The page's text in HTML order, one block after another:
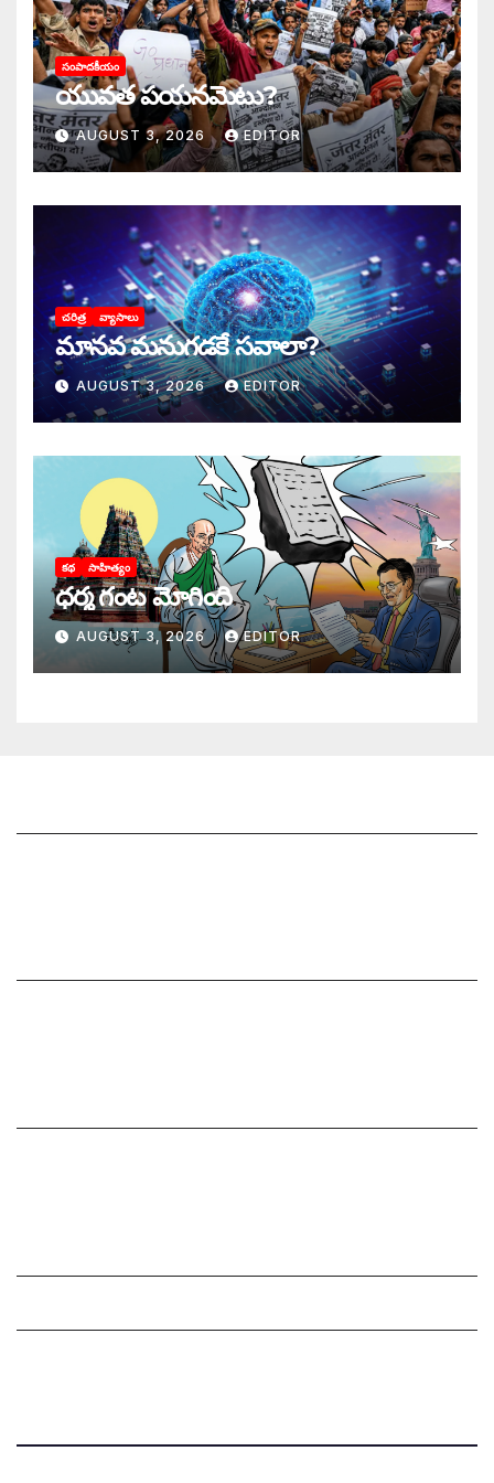
సంపాదకీయం
యువత పయనమెటు?
AUGUST 3, 2026 EDITOR
చరిత్ర వ్యాసాలు
మానవ మనుగడకే సవాలా?
AUGUST 3, 2026 EDITOR
కథ సాహిత్యం
ధర్మ గంట మోగింది
AUGUST 3, 2026 EDITOR